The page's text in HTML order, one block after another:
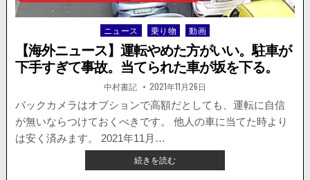
頭
の
事
故。
歩
行
者
が
巻
き
ま
Posted
in
ニュース 乗り物 動画
【海外ニュース】運転やめた方がいい。駐車が
下手すぎて事故。当てられた車が坂を下る。
著
者:
中村書記 掲
載
日：
2021年11月26日
バックカメラはオプションで高額だとしても、運転に自信
が無いならつけておくべきです。 他人の車に当てた時より
は安く済みます。 2021年11月…
続きを読む【海
外